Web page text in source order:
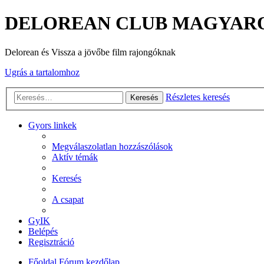
DELOREAN CLUB
Delorean és Vissza a jövőbe film rajongóknak
Ugrás a tartalomhoz
Keresés Részletes keresés
Gyors linkek
Megválaszolatlan hozzászólások
Aktív témák
Keresés
A csapat
GyIK
Belépés
Regisztráció